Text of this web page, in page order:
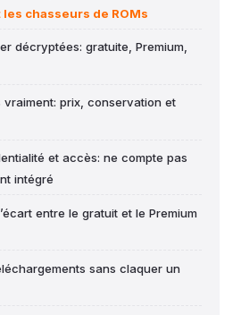
chasseurs de ROMs
décryptées: gratuite, Premium,
vraiment: prix, conservation et
et accès: ne compte pas
intégré
entre le gratuit et le Premium
sans claquer un